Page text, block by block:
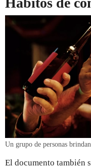
Un grupo de personas
El documento también